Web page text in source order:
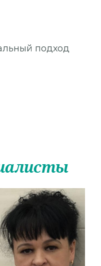
подход